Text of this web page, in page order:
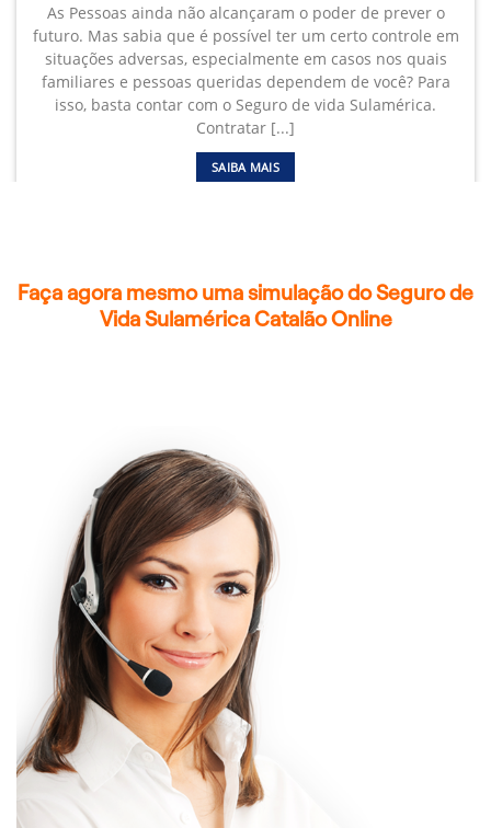
As Pessoas ainda não alcançaram o poder de prever o
futuro. Mas sabia que é possível ter um certo controle em
situações adversas, especialmente em casos nos quais
familiares e pessoas queridas dependem de você? Para
isso, basta contar com o Seguro de vida Sulamérica.
Contratar [...]
SAIBA MAIS
Faça agora mesmo uma simulação do Seguro de
Vida Sulamérica Catalão Online